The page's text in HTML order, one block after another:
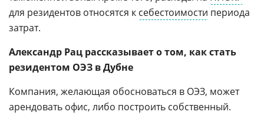
для резидентов относятся к себестоимости периода
затрат.
Александр Рац рассказывает о том, как стать
резидентом ОЭЗ в Дубне
Компания, желающая обосноваться в ОЭЗ, может
арендовать офис, либо построить собственный.